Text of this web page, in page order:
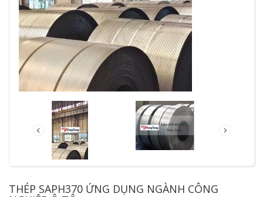
THÉP SAPH370 ỨNG DỤNG NGÀNH CÔNG